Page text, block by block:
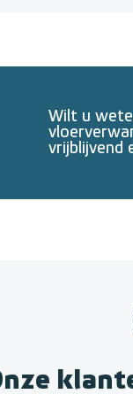
Wilt u
vrijblijvend